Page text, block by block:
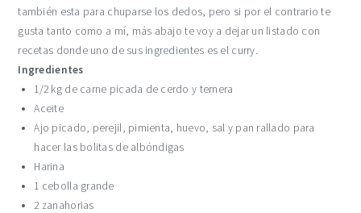
también esta para chuparse los dedos, pero si por el contrario te
gusta tanto como a mí, más abajo te voy a dejar un listado con
recetas donde uno de sus ingredientes es el curry.
Ingredientes
1/2 kg de carne picada de cerdo y ternera
Aceite
Ajo picado, perejil, pimienta, huevo, sal y pan rallado para
hacer las bolitas de albóndigas
Harina
1 cebolla grande
2 zanahorias